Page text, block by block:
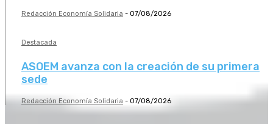
Redacción Economía Solidaria - 07/08/2026
Destacada
ASOEM avanza con la creación de su primera
sede
Redacción Economía Solidaria - 07/08/2026